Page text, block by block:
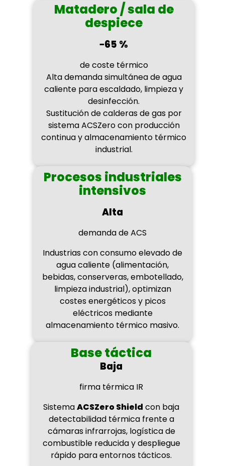
Matadero / sala de
despiece
−65 %
de coste térmico
Alta demanda simultánea de agua
caliente para escaldado, limpieza y
desinfección.
Sustitución de calderas de gas por
sistema ACSZero con producción
continua y almacenamiento térmico
industrial.
Procesos industriales
intensivos
Alta
demanda de ACS
Industrias con consumo elevado de
agua caliente (alimentación,
bebidas, conserveras, embotellado,
limpieza industrial), optimizan
costes energéticos y picos
eléctricos mediante
almacenamiento térmico masivo.
Base táctica
Baja
firma térmica IR
SistemaACSZero Shield con baja
detectabilidad térmica frente a
cámaras infrarrojas, logística de
combustible reducida y despliegue
rápido para entornos tácticos.